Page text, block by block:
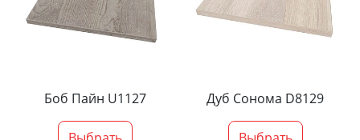
Боб Пайн U1127 Дуб Сонома D8129